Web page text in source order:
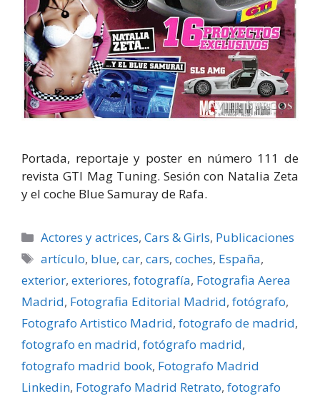
Portada, reportaje y poster en número 111 de
revista GTI Mag Tuning. Sesión con Natalia Zeta
y el coche Blue Samuray de Rafa.
Categorías
Actores y actrices,Cars & Girls, Publicaciones
Etiquetas
artí­culo, blue,car,cars,coches, España,
exterior, exteriores, fotografí­a, Fotografia Aerea
Madrid, Fotografia Editorial Madrid, fotógrafo,
Fotografo Artistico Madrid, fotografo de madrid,
fotografo en madrid, fotógrafo madrid,
fotografo madrid book, Fotografo Madrid
Linkedin, Fotografo Madrid Retrato, fotografo